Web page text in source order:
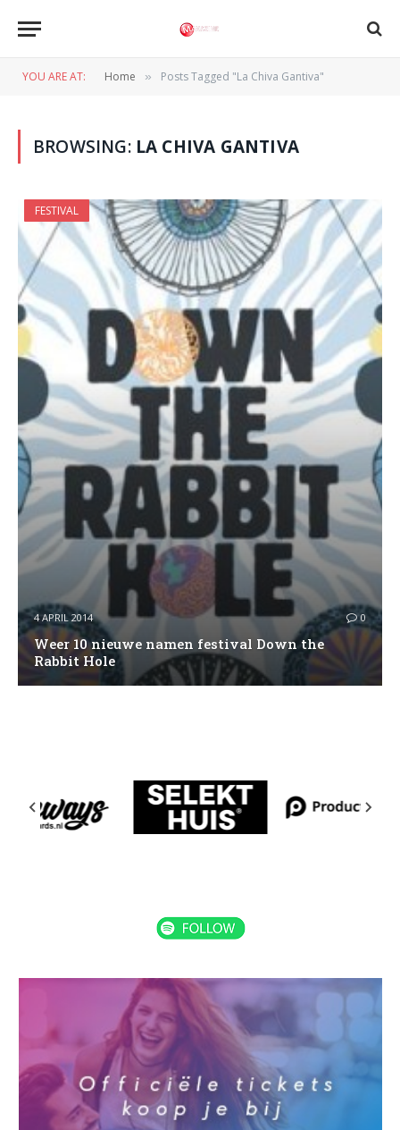
YOU ARE AT: Home » Posts Tagged "La Chiva Gantiva"
BROWSING: LA CHIVA GANTIVA
FESTIVAL
4 APRIL 2014 0
Weer 10 nieuwe namen festival Down the
Rabbit Hole